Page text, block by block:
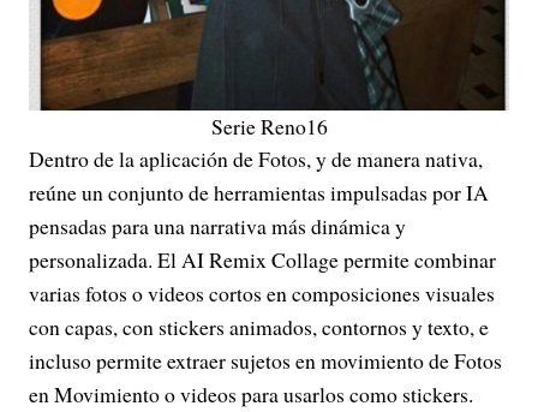
Serie Reno16
Dentro de la aplicación de Fotos, y de manera nativa,
reúne un conjunto de herramientas impulsadas por IA
pensadas para una narrativa más dinámica y
personalizada. El AI Remix Collage permite combinar
varias fotos o videos cortos en composiciones visuales
con capas, con stickers animados, contornos y texto, e
incluso permite extraer sujetos en movimiento de Fotos
en Movimiento o videos para usarlos como stickers.